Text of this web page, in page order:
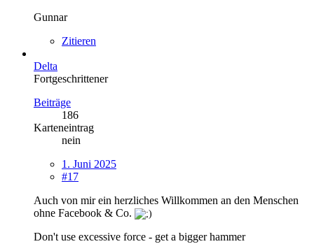
Gunnar
Zitieren
Delta
Fortgeschrittener
Beiträge
186
Karteneintrag
nein
1. Juni 2025
#17
Auch von mir ein herzliches Willkommen an den Menschen
ohne Facebook & Co.
Don't use excessive force - get a bigger hammer